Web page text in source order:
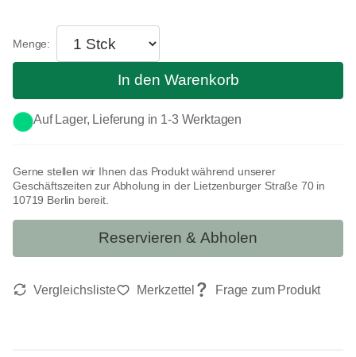
Gerne stellen wir Ihnen das Produkt während unserer
Geschäftszeiten zur Abholung in der Lietzenburger Straße 70 in
10719 Berlin bereit.
Reservieren & Abholen
Auf Lager, Lieferung in 1-3 Werktagen
In den Warenkorb